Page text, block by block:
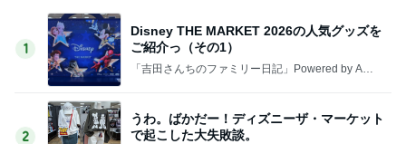
1
Disney THE MARKET 2026の人気グッズを
ご紹介っ（その1）
「吉田さんちのファミリー日記」Powered by Ame
2
うわ。ばかだー！ディズニーザ・マーケット
で起こした大失敗談。